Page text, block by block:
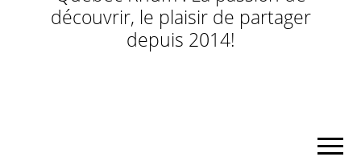
découvrir, le plaisir de partager
depuis 2014!